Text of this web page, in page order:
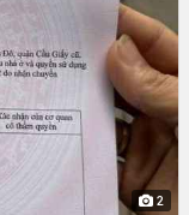
2